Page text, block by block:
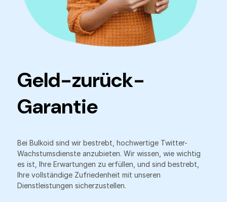
Geld-zurück-
Garantie
Bei Bulkoid sind wir bestrebt, hochwertige Twitter-
Wachstumsdienste anzubieten. Wir wissen, wie wichtig
es ist, Ihre Erwartungen zu erfüllen, und sind bestrebt,
Ihre vollständige Zufriedenheit mit unseren
Dienstleistungen sicherzustellen.